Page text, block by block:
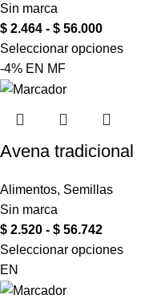
Sin marca
$ 2.464 - $ 56.000
Seleccionar opciones
-4% EN MF
Avena tradicional
Alimentos, Semillas
Sin marca
$ 2.520 - $ 56.742
Seleccionar opciones
EN